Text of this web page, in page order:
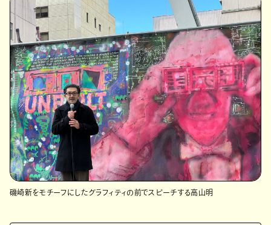
磯崎新をモチーフにしたグラフィティの前でスピーチする高山明